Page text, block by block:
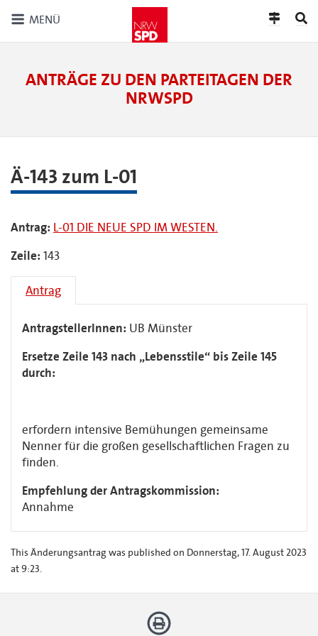
MENÜ
ANTRÄGE ZU DEN PARTEITAGEN DER
NRWSPD
Ä-143 zum L-01
Antrag: L-01 DIE NEUE SPD IM WESTEN.
Zeile: 143
Antrag
AntragstellerInnen: UB Münster
Ersetze Zeile 143 nach „Lebensstile“ bis Zeile 145
durch:
erfordern intensive Bemühungen gemeinsame
Nenner für die großen gesellschaftlichen Fragen zu
finden.
Empfehlung der Antragskommission:
Annahme
This Änderungsantrag was published on Donnerstag, 17. August 2023
at 9:23.